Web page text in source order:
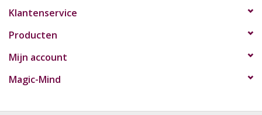
Klantenservice
Producten
Mijn account
Magic-Mind